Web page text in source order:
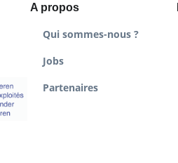
A propos
Qui sommes-nous ?
Jobs
Partenaires